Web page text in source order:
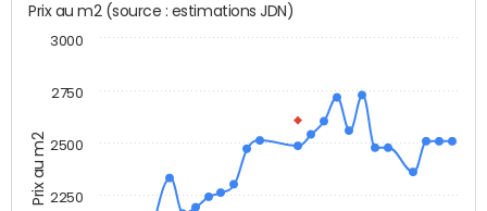
Prix au m2
Prix au m2 (source : estimations JDN)
2250
2500
2750
3000